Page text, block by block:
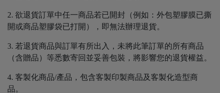
2. 欲退貨訂單中任一商品若已開封（例如：外包塑膠膜已撕
開或商品塑膠袋已打開），即無法辦理退貨。
3. 若退貨商品與訂單有所出入，未將此筆訂單的所有商品
（含贈品）等悉數寄回並妥善包裝，將影響您的退貨權益。
4. 客製化商品/產品，包含客製印製商品及客製化造型商
品。